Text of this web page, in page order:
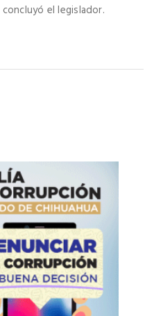
concluyó el legislador.